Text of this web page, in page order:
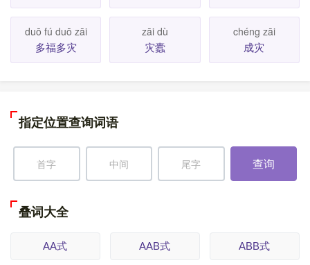
duō fú duō zāi
多福多灾
zāi dù
灾蠹
chéng zāi
成灾
指定位置查询词语
查询
叠词大全
AA式 AAB式 ABB式